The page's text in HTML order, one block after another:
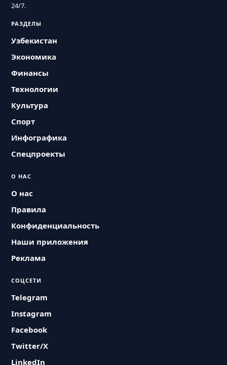
24/7.
РАЗДЕЛЫ
Узбекистан
Экономика
Финансы
Технологии
Культура
Спорт
Инфографика
Спецпроекты
О НАС
О нас
Правила
Конфиденциальность
Наши приложения
Реклама
СОЦСЕТИ
Telegram
Instagram
Facebook
Twitter/X
LinkedIn